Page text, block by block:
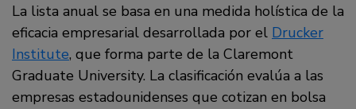
La lista anual se basa en una medida holística de la
eficacia empresarial desarrollada por el Drucker
Institute, que forma parte de la Claremont
Graduate University. La clasificación evalúa a las
empresas estadounidenses que cotizan en bolsa